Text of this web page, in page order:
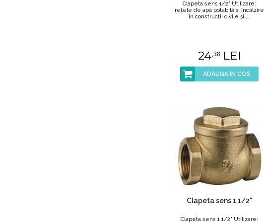
Clapeta sens 1/2" Utilizare:
reţele de apă potabilă şi încălzire
în construcţii civile şi ...
24,38LEI
ADAUGA IN COS
Clapeta sens 1 1/2"
Clapeta sens 1 1/2" Utilizare: